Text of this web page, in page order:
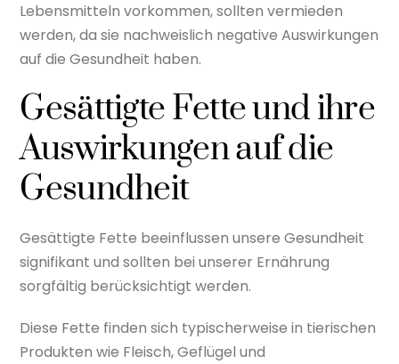
Lebensmitteln vorkommen, sollten vermieden
werden, da sie nachweislich negative Auswirkungen
auf die Gesundheit haben.
Gesättigte Fette und ihre
Auswirkungen auf die
Gesundheit
Gesättigte Fette beeinflussen unsere Gesundheit
signifikant und sollten bei unserer Ernährung
sorgfältig berücksichtigt werden.
Diese Fette finden sich typischerweise in tierischen
Produkten wie Fleisch, Geflügel und